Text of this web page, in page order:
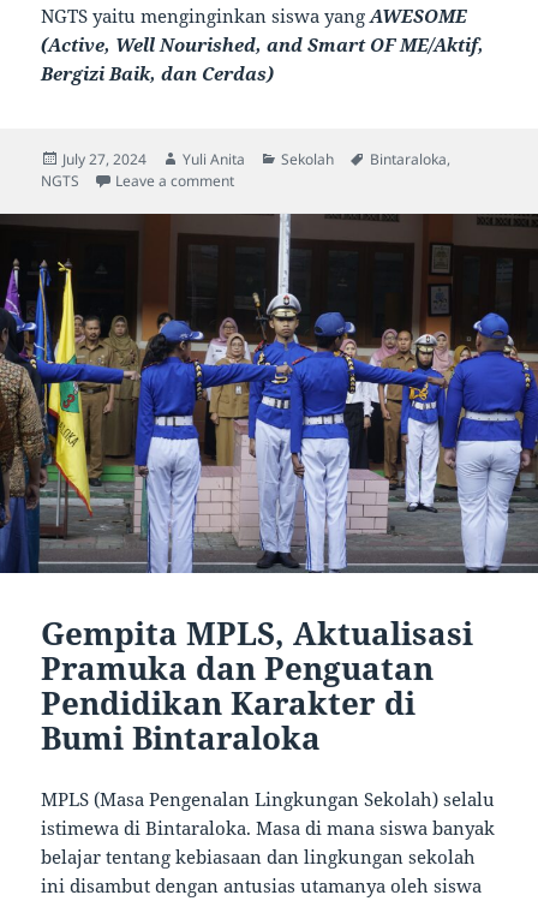
NGTS yaitu menginginkan siswa yangAWESOME
(Active, Well Nourished, and Smart OF ME/Aktif,
Bergizi Baik, dan Cerdas)
Posted
on
July 27, 2024 Author
Yuli Anita Categories
Sekolah Tags
Bintaraloka,
NGTS
Leave a commenton Catatan NGTS, Sosialisasi dan Edukasi
Gempita MPLS, Aktualisasi
Pramuka dan Penguatan
Pendidikan Karakter di
Bumi Bintaraloka
MPLS (Masa Pengenalan Lingkungan Sekolah) selalu
istimewa di Bintaraloka. Masa di mana siswa banyak
belajar tentang kebiasaan dan lingkungan sekolah
ini disambut dengan antusias utamanya oleh siswa